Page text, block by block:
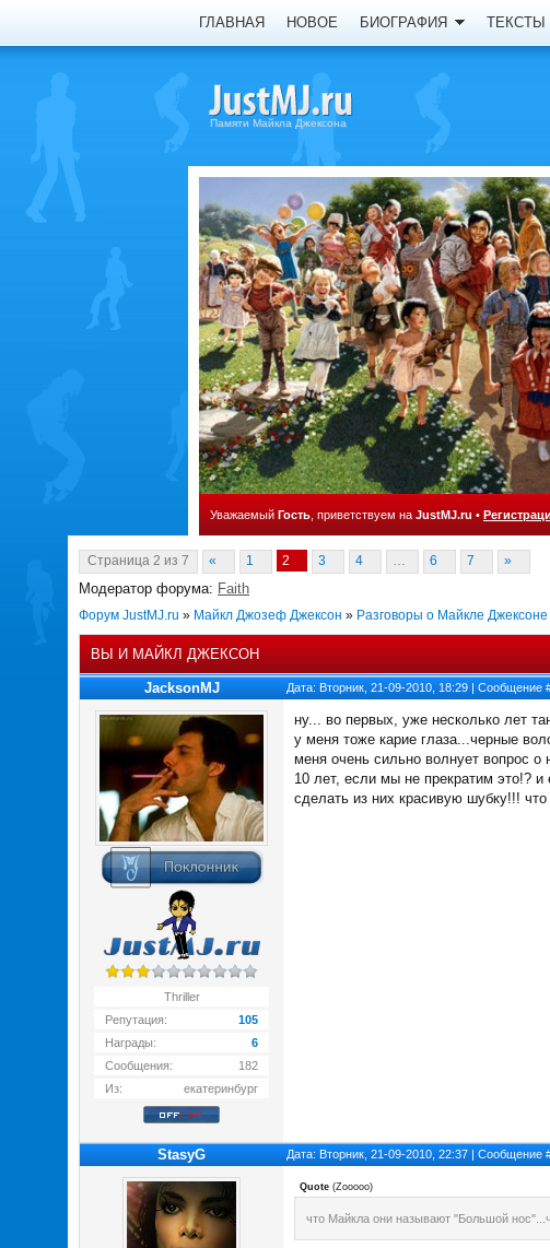
ГЛАВНАЯ НОВОЕ БИОГРАФИЯ ТЕКСТЫ
Памяти Майкла Джексона
Уважаемый Гость , приветствуем на JustMJ.ru •
Страница 2 из 7 « 1 2 3 4 … 6 7 »
Модератор форума: Faith
Форум JustMJ.ru » Майкл Джозеф Джексон » Разговоры о Майкле Джексоне
ВЫ И МАЙКЛ ДЖЕКСОН
JacksonMJ Дата: Вторник, 21-09-2010, 18:29 | Сообщение
Thriller
Репутация:
105
Награды:
6
Сообщения:
182
Из:
екатеринбург
ну... во первых, уже несколько лет
у меня тоже карие глаза...черные
меня очень сильно волнует вопрос о
10 лет, если мы не прекратим это!?
сделать из них красивую шубку!!!
StasyG Дата: Вторник, 21-09-2010, 22:37 | Сообщение
Quote (Zooooo)
что Майкла они называют "Большой